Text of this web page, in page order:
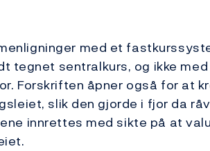
med et
tegnet sentralkurs, og ikke
Forskriften åpner også for at
slik den gjorde i fjor da
innrettes med sikte på at